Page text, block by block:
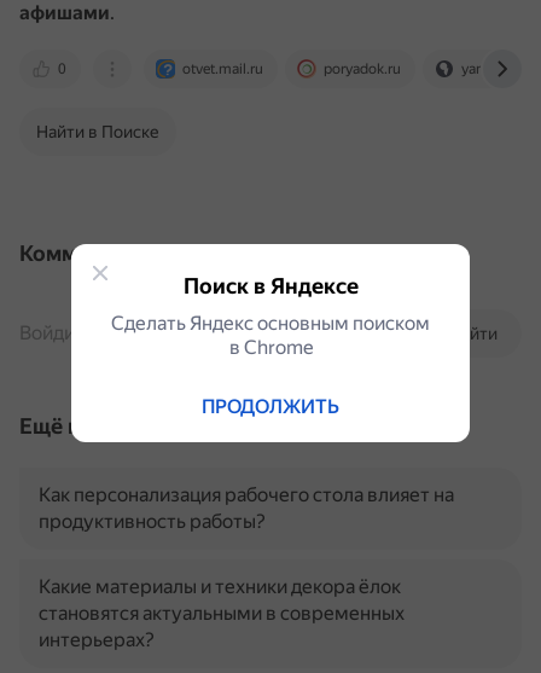
афишами.
0 otvet.mail.ru poryadok.ru yandex.ru
Найти в Поиске
Комментарии
Войти
Войдите, чтобы комментировать
Ещё по теме
Как персонализация рабочего стола влияет на
продуктивность работы?
Какие материалы и техники декора ёлок
становятся актуальными в современных
интерьерах?
Поиск в Яндексе
Сделать Яндекс основным поиском
в Сhrome
ПРОДОЛЖИТЬ